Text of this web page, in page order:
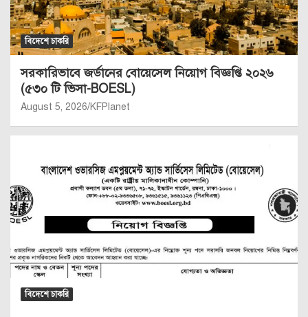
বিদেশে চাকরি
সরকারিভাবে জর্ডানের বোয়েসেল নিয়োগ বিজ্ঞপ্তি ২০২৬
(৫৩০ টি ভিসা-BOESL)
August 5, 2026 KFPlanet
বিদেশে চাকরি